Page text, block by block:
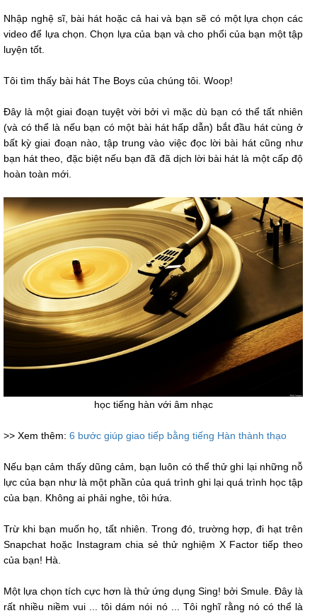
Nhập nghệ sĩ, bài hát hoặc cả hai và bạn sẽ có một lựa chọn các
video để lựa chọn. Chọn lựa của bạn và cho phổi của bạn một tập
luyện tốt.
Tôi tìm thấy bài hát The Boys của chúng tôi. Woop!
Đây là một giai đoạn tuyệt vời bởi vì mặc dù bạn có thể tất nhiên
(và có thể là nếu bạn có một bài hát hấp dẫn) bắt đầu hát cùng ở
bất kỳ giai đoạn nào, tập trung vào việc đọc lời bài hát cũng như
bạn hát theo, đặc biệt nếu bạn đã đã dịch lời bài hát là một cấp độ
hoàn toàn mới.
học tiếng hàn với âm nhạc
>> Xem thêm: 6 bước giúp giao tiếp bằng tiếng Hàn thành thạo
Nếu bạn cảm thấy dũng cảm, bạn luôn có thể thử ghi lại những nỗ
lực của bạn như là một phần của quá trình ghi lại quá trình học tập
của bạn. Không ai phải nghe, tôi hứa.
Trừ khi bạn muốn họ, tất nhiên. Trong đó, trường hợp, đi hạt trên
Snapchat hoặc Instagram chia sẻ thử nghiệm X Factor tiếp theo
của bạn! Hà.
Một lựa chọn tích cực hơn là thử ứng dụng Sing! bởi Smule. Đây là
rất nhiều niềm vui ... tôi dám nói nó ... Tôi nghĩ rằng nó có thể là